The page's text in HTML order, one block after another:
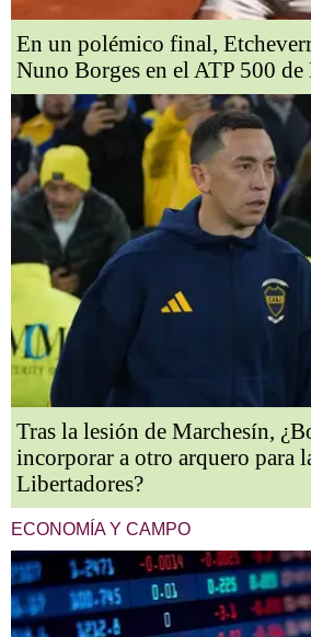
En un polémico final,
Nuno Borges en el ATP 500 de
Tras la lesión de Marchesín,
incorporar a otro arquero para
Libertadores?
ECONOMÍA Y CAMPO